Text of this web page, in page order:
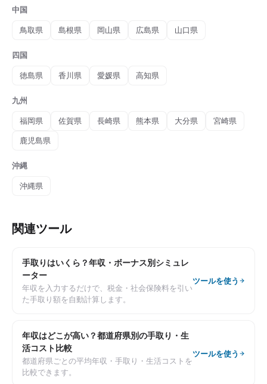
中国
鳥取県
島根県 岡山県 広島県 山口県
四国
徳島県
香川県 愛媛県 高知県
九州
福岡県
佐賀県 長崎県 熊本県 大分県
宮崎県
鹿児島県
沖縄
沖縄県
関連ツール
手取りはいくら？年収・ボーナス別シミュレ
ーター
年収を入力するだけで、税金・社会保険料を引い
た手取り額を自動計算します。
ツールを使う
年収はどこが高い？都道府県別の手取り・生
活コスト比較
都道府県ごとの平均年収・手取り・生活コストを
比較できます。
ツールを使う